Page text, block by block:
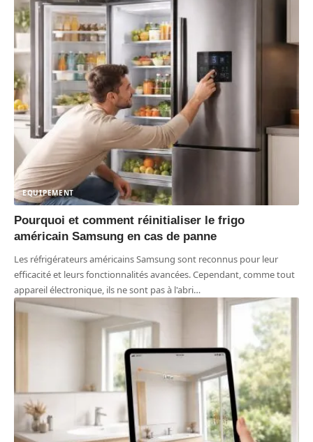
EQUIPEMENT
Pourquoi et comment réinitialiser le frigo
américain Samsung en cas de panne
Les réfrigérateurs américains Samsung sont reconnus pour leur
efficacité et leurs fonctionnalités avancées. Cependant, comme tout
appareil électronique, ils ne sont pas à l'abri…